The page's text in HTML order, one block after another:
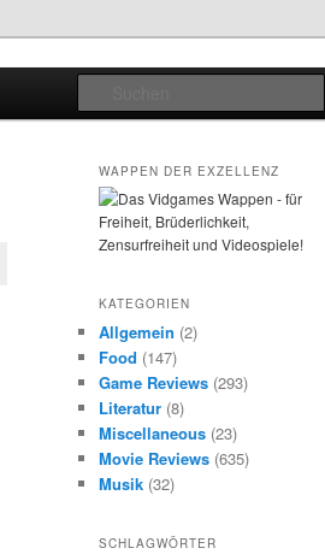
WAPPEN DER EXZELLENZ
KATEGORIEN
Allgemein (2)
Food (147)
Game Reviews (293)
Literatur (8)
Miscellaneous (23)
Movie Reviews (635)
Musik (32)
SCHLAGWÖRTER